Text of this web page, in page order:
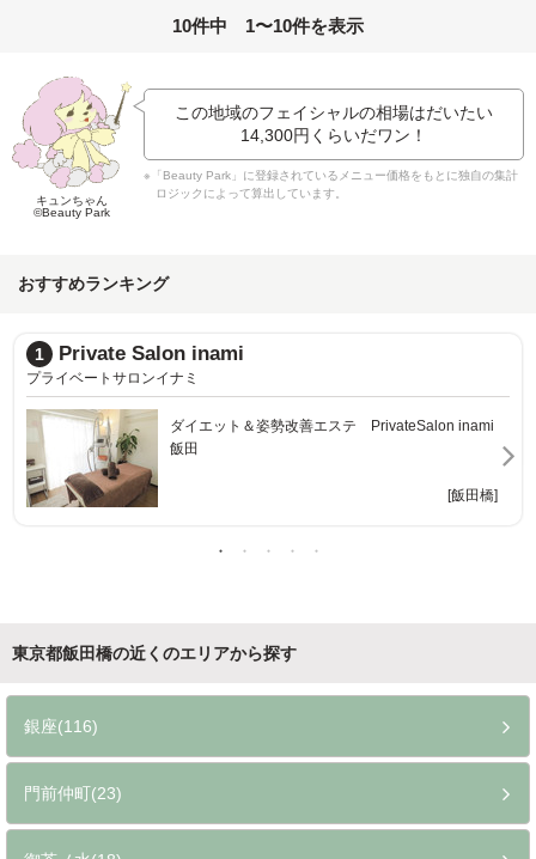
10件中 1〜10件を表示
キュンちゃん
©Beauty Park
この地域のフェイシャルの相場はだいたい
14,300円 くらいだワン！
※「Beauty Park」に登録されているメニュー価格をもとに独自の集計
ロジックによって算出しています。
おすすめランキング
2 K-SkinCare(スキンケア)
ケイ スキンケア
東京都飯田橋の近くのエリアから探す
銀座(116)
門前仲町(23)